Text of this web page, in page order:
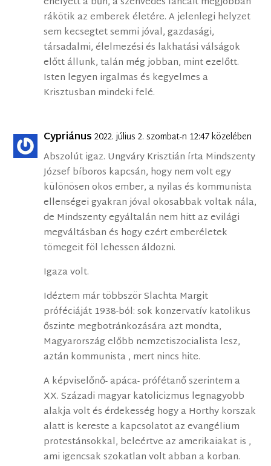
rákötik az emberek életére. A jelenlegi helyzet
sem kecsegtet semmi jóval, gazdasági,
társadalmi, élelmezési és lakhatási válságok
előtt állunk, talán még jobban, mint ezelőtt.
Isten legyen irgalmas és kegyelmes a
Krisztusban mindeki felé.
Cypriánus 2022. július 2. szombat-n 12:47 közelében
Abszolút igaz. Ungváry Krisztián írta Mindszenty
József bíboros kapcsán, hogy nem volt egy
különösen okos ember, a nyilas és kommunista
ellenségei gyakran jóval okosabbak voltak nála,
de Mindszenty egyáltalán nem hitt az evilági
megváltásban és hogy ezért emberéletek
tömegeit föl lehessen áldozni.
Igaza volt.
Idéztem már többször Slachta Margit
próféciáját 1938-ból: sok konzervatív katolikus
őszinte megbotránkozására azt mondta,
Magyarország előbb nemzetiszocialista lesz,
aztán kommunista , mert nincs hite.
A képviselőnő- apáca- prófétanő szerintem a
XX. Századi magyar katolicizmus legnagyobb
alakja volt és érdekesség hogy a Horthy korszak
alatt is kereste a kapcsolatot az evangélium
protestánsokkal, beleértve az amerikaiakat is ,
ami igencsak szokatlan volt abban a korban.